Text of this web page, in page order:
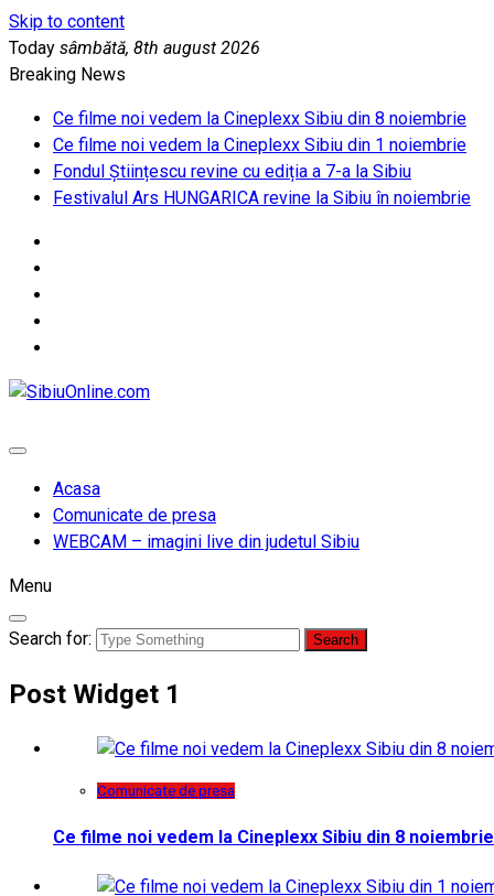
Skip to content
Today sâmbătă, 8th august 2026
Breaking News
Ce filme noi vedem la Cineplexx Sibiu din 8 noiembrie
Ce filme noi vedem la Cineplexx Sibiu din 1 noiembrie
Fondul Științescu revine cu ediția a 7-a la Sibiu
Festivalul Ars HUNGARICA revine la Sibiu în noiembrie
Acasa
Comunicate de presa
WEBCAM – imagini live din judetul Sibiu
Menu
Search for:
Post Widget 1
Comunicate de presa
Ce filme noi vedem la Cineplexx Sibiu din 8 noiembrie